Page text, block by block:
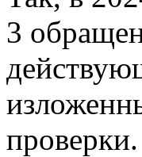
3
проверки.